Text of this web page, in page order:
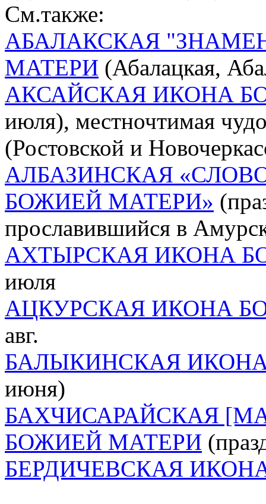
См.также:
АБАЛАКСКАЯ
МАТЕРИ (Абалацкая,
АКСАЙСКАЯ ИКОНА
июля), местночтимая
(Ростовской и
АЛБАЗИНСКАЯ
БОЖИЕЙ МАТЕРИ»
прославившийся в
АХТЫРСКАЯ ИКОНА
июля
АЦКУРСКАЯ ИКОНА
авг.
БАЛЫКИНСКАЯ
июня)
БАХЧИСАРАЙСКАЯ
БОЖИЕЙ МАТЕРИ
БЕРДИЧЕВСКАЯ